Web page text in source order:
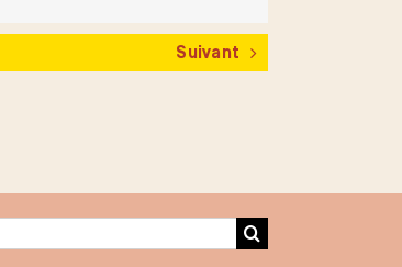
Suivant